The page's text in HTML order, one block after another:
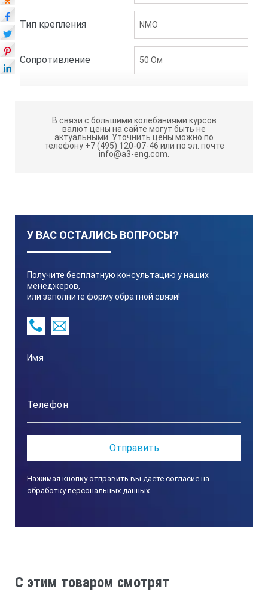
Тип крепления NMO
Сопротивление 50 Ом
В связи с большими колебаниями курсов
валют цены на сайте могут быть не
актуальными. Уточнить цены можно по
телефону +7 (495) 120-07-46 или по эл. почте
info@a3-eng.com.
У ВАС ОСТАЛИСЬ ВОПРОСЫ?
Получите бесплатную консультацию у наших
менеджеров,
или заполните форму обратной связи!
Нажимая кнопку отправить вы даете согласие на
обработку персональных данных
C этим товаром смотрят